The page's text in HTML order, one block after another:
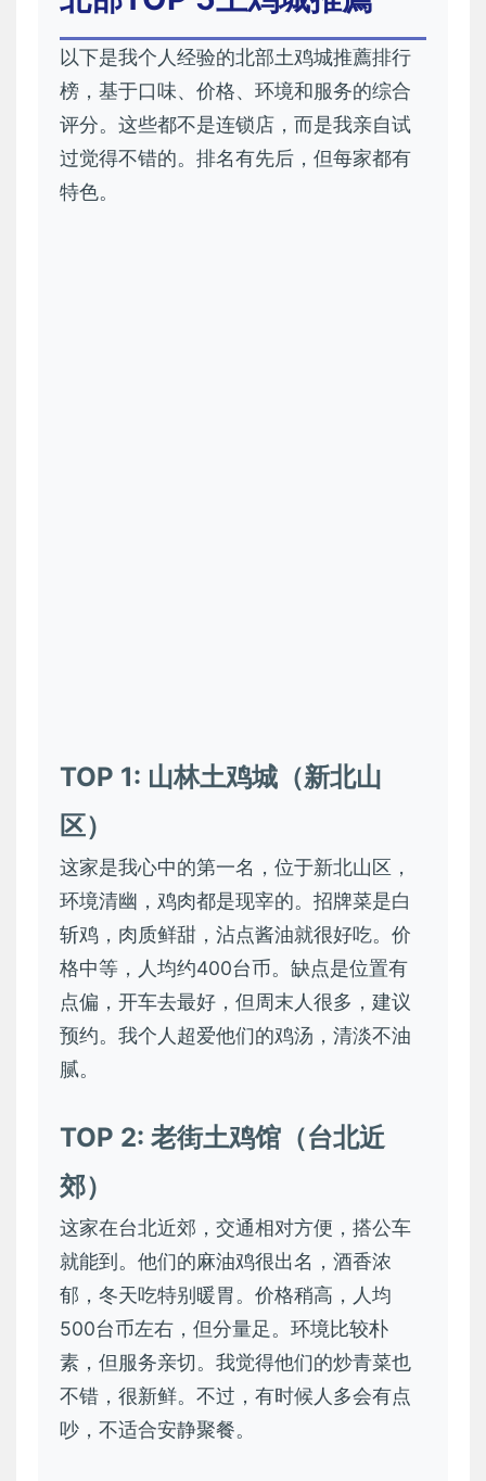
以下是我个人经验的北部土鸡城推薦排行
榜，基于口味、价格、环境和服务的综合
评分。这些都不是连锁店，而是我亲自试
过觉得不错的。排名有先后，但每家都有
特色。
TOP 1: 山林土鸡城（新北山
区）
这家是我心中的第一名，位于新北山区，
环境清幽，鸡肉都是现宰的。招牌菜是白
斩鸡，肉质鲜甜，沾点酱油就很好吃。价
格中等，人均约400台币。缺点是位置有
点偏，开车去最好，但周末人很多，建议
预约。我个人超爱他们的鸡汤，清淡不油
腻。
TOP 2: 老街土鸡馆（台北近
郊）
这家在台北近郊，交通相对方便，搭公车
就能到。他们的麻油鸡很出名，酒香浓
郁，冬天吃特别暖胃。价格稍高，人均
500台币左右，但分量足。环境比较朴
素，但服务亲切。我觉得他们的炒青菜也
不错，很新鲜。不过，有时候人多会有点
吵，不适合安静聚餐。